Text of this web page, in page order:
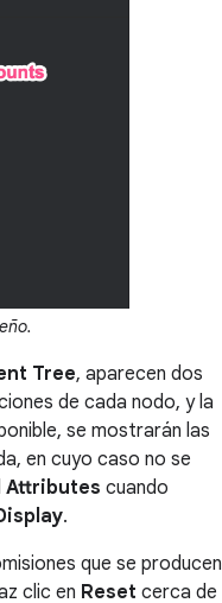
Tree, aparecen dos
de cada nodo, y la
se mostrarán las
en cuyo caso no se
Attributes cuando
.
que se producen
clic en Reset cerca de